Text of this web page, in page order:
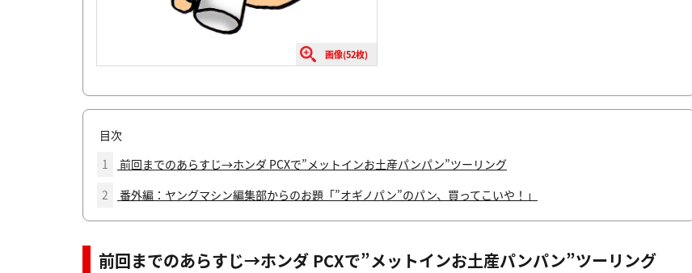
画像(52枚)
目次
1
前回までのあらすじ→ホンダ PCXで”メットインお土産パンパン”ツーリング
2
番外編：ヤングマシン編集部からのお題「”オギノパン”のパン、買ってこいや！」
前回までのあらすじ→ホンダ PCXで”メットインお土産パンパン”ツーリング